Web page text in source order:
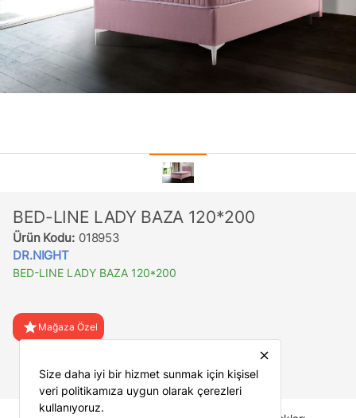
BED-LINE LADY BAZA 120*200
Ürün Kodu: 018953
DR.NIGHT
BED-LINE LADY BAZA 120*200
star Mağaza Özel
close
Size daha iyi bir hizmet sunmak için kişisel
veri politikamıza uygun olarak çerezleri
kullanıyoruz.